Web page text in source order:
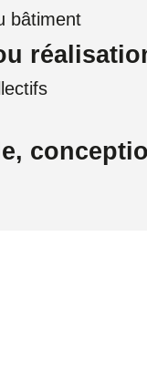
bâtiment